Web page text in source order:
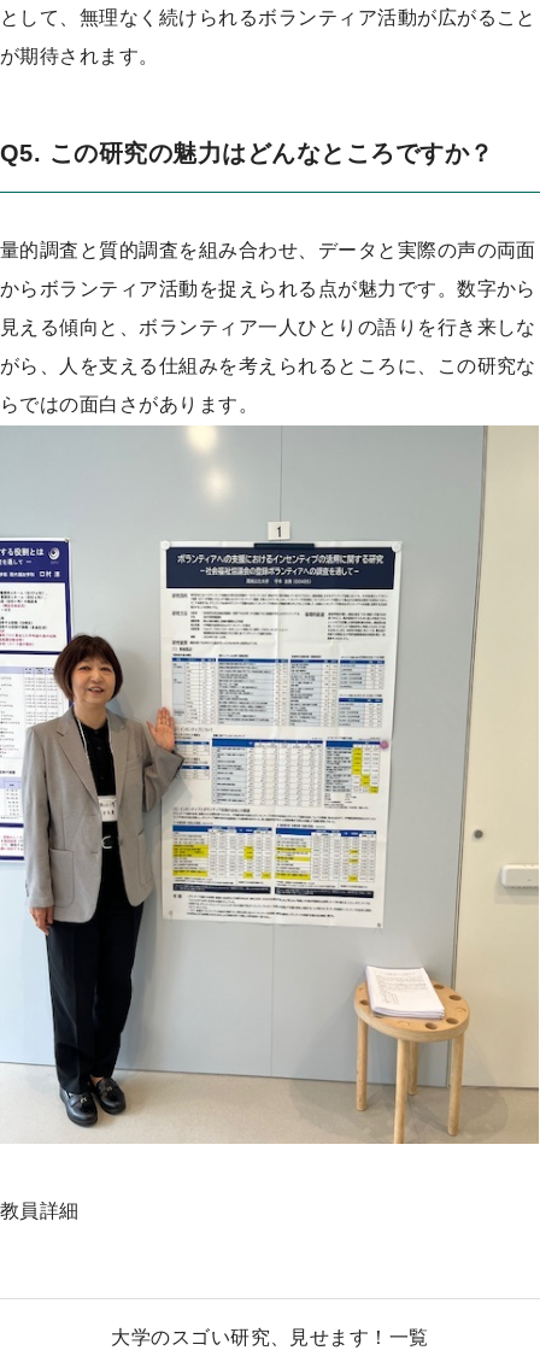
として、無理なく続けられるボランティア活動が広がること
が期待されます。
Q5. この研究の魅力はどんなところですか？
量的調査と質的調査を組み合わせ、データと実際の声の両面
からボランティア活動を捉えられる点が魅力です。数字から
見える傾向と、ボランティア一人ひとりの語りを行き来しな
がら、人を支える仕組みを考えられるところに、この研究な
らではの面白さがあります。
教員詳細
大学のスゴい研究、見せます！一覧